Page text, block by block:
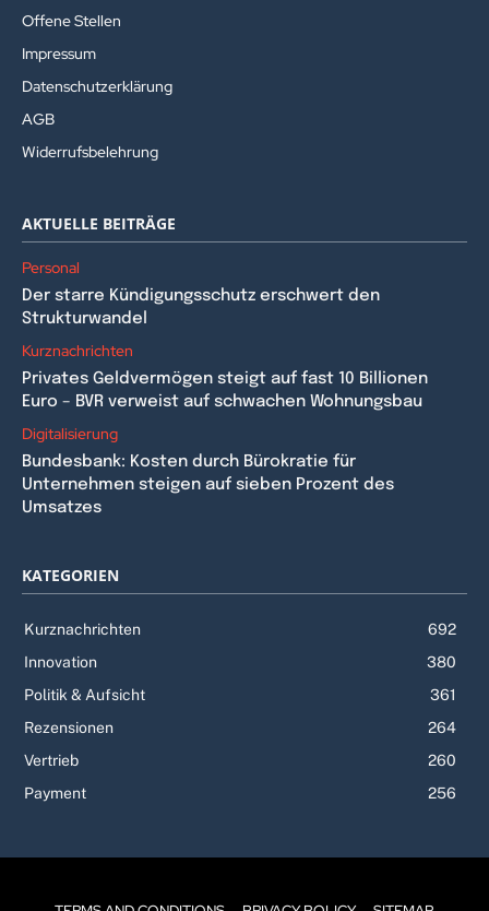
Offene Stellen
Impressum
Datenschutzerklärung
AGB
Widerrufsbelehrung
AKTUELLE BEITRÄGE
Personal
Der starre Kündigungsschutz erschwert den
Strukturwandel
Kurznachrichten
Privates Geldvermögen steigt auf fast 10 Billionen
Euro – BVR verweist auf schwachen Wohnungsbau
Digitalisierung
Bundesbank: Kosten durch Bürokratie für
Unternehmen steigen auf sieben Prozent des
Umsatzes
KATEGORIEN
Kurznachrichten
692
Innovation
380
Politik & Aufsicht
361
Rezensionen
264
Vertrieb
260
Payment
256